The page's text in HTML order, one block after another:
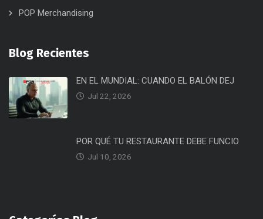
POP Merchandising
Blog Recientes
EN EL MUNDIAL: CUANDO EL BALÓN DEJ
Jul 22, 2026
POR QUÉ TU RESTAURANTE DEBE FUNCIO
Jul 10, 2026